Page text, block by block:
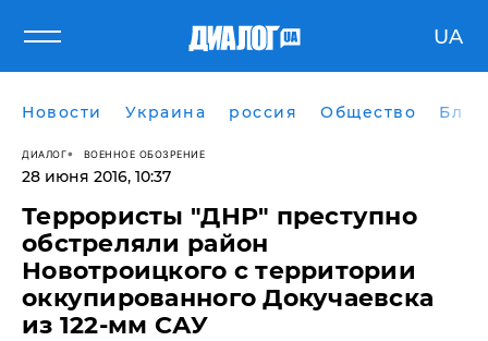
UA
Новости Украина россия Общество
ДИАЛОГ ВОЕННОЕ ОБОЗРЕНИЕ
28 июня 2016, 10:37
Террористы "ДНР" преступно
обстреляли район
Новотроицкого с территории
оккупированного Докучаевска
из 122-мм САУ